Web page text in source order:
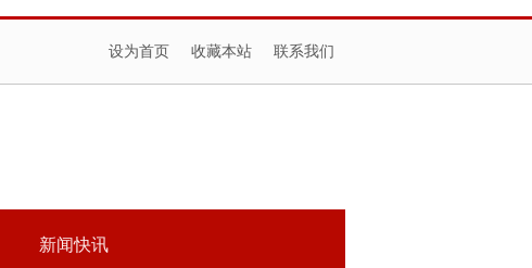
设为首页 收藏本站 联系我们
新闻快讯